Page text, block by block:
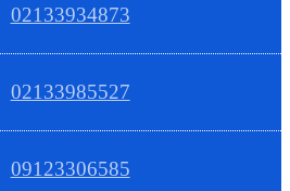
02133934873
02133985527
09123306585